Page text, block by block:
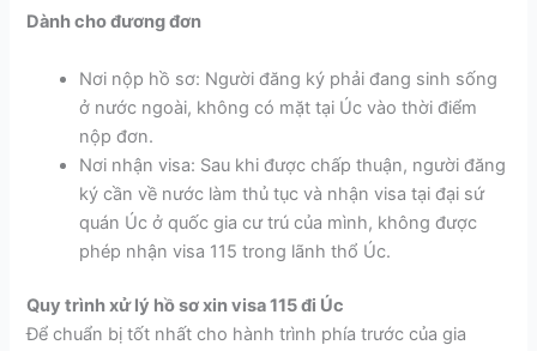
Dành cho đương đơn
Nơi nộp hồ sơ: Người đăng ký phải đang sinh sống
ở nước ngoài, không có mặt tại Úc vào thời điểm
nộp đơn.
Nơi nhận visa: Sau khi được chấp thuận, người đăng
ký cần về nước làm thủ tục và nhận visa tại đại sứ
quán Úc ở quốc gia cư trú của mình, không được
phép nhận visa 115 trong lãnh thổ Úc.
Quy trình xử lý hồ sơ xin visa 115 đi Úc
Để chuẩn bị tốt nhất cho hành trình phía trước của gia